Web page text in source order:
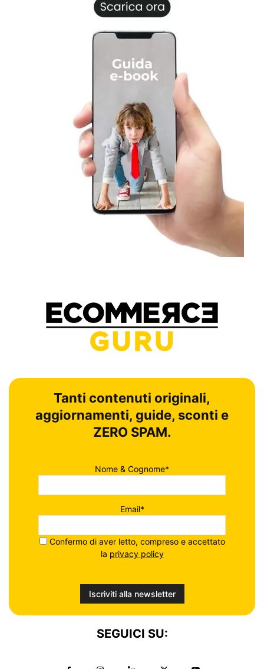
Tanti contenuti originali,
aggiornamenti, guide, sconti e
ZERO SPAM.
Nome & Cognome*
Email*
Confermo di aver letto, compreso e accettato
la privacy policy
SEGUICI SU: